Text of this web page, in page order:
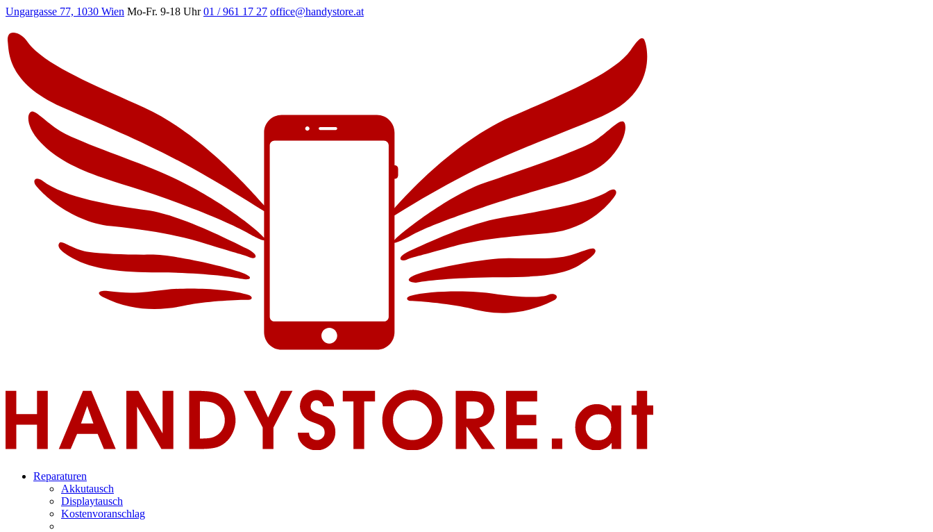
Ungargasse 77, 1030 Wien Mo-Fr. 9-18 Uhr 01 / 961 17 27 office@handystore.at
Reparaturen
Akkutausch
Displaytausch
Kostenvoranschlag